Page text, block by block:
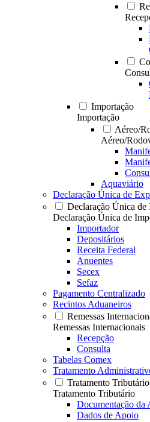
Importação
Importação
Aéreo/
Aéreo/
Aquaviário
Declaração Única de
Declaração Única de
Declaração Única de
Importador
Depositários
Receita Federal
Anuentes
Secex
Sefaz
Pagamento Centralizado
Recintos Aduaneiros
Remessas
Remessas Internacionais
Recepção
Consulta
Tabelas Comex
Tratamento
Tratamento Tributário
Tratamento Tributário
Documentação da
Dados de Apoio